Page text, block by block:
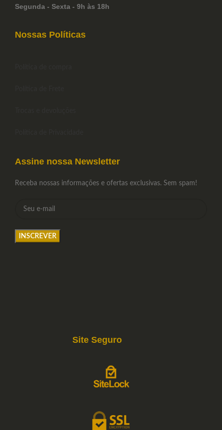
Segunda - Sexta - 9h às 18h
Nossas Políticas
Assine nossa Newsletter
Receba nossas informações e ofertas exclusivas. Sem spam!
Site Seguro